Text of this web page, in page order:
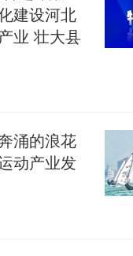
建设河北
业 壮大县
涌的浪花
动产业发